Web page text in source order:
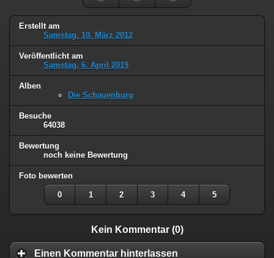
Erstellt am
Samstag, 10. März 2012
Veröffentlicht am
Samstag, 6. April 2019
Alben
Die Schauenburg
Besuche
64038
Bewertung
noch keine Bewertung
Foto bewerten
0 1 2 3 4 5
Kein Kommentar (0)
Einen Kommentar hinterlassen